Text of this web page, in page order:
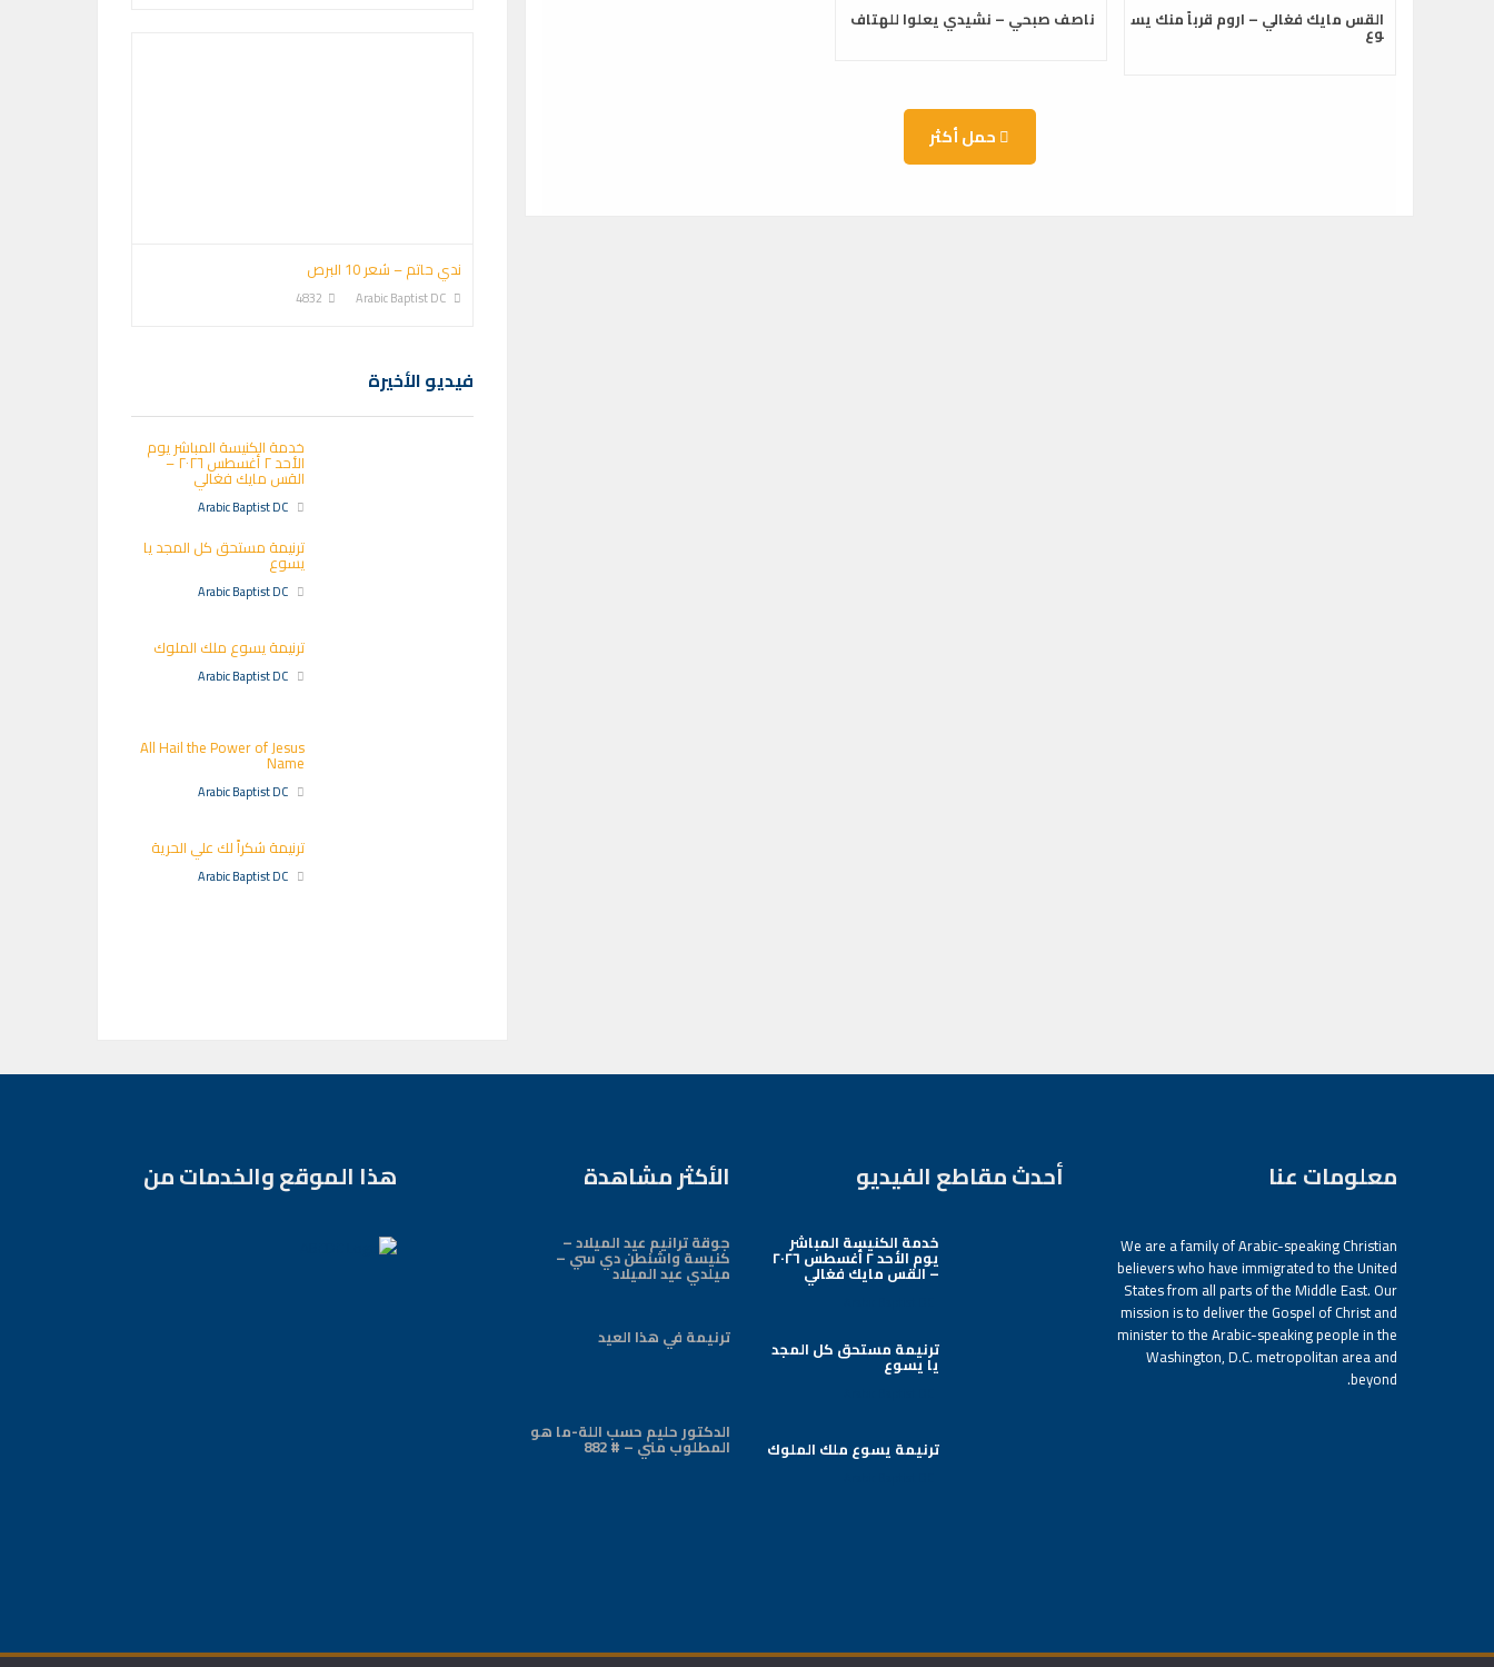
القس مايك فغالي – اروم قرباً منك يس
وع
ناصف صبحي – نشيدي يعلوا للهتاف
حمل أكثر
ندي حاتم – شعر 10 البرص
Arabic Baptist DC
4832
فيديو الأخيرة
خدمة الكنيسة المباشر يوم
الأحد ٢ أغسطس ٢٠٢٦ –
القس مايك فغالي
Arabic Baptist DC
ترنيمة مستحق كل المجد يا
يسوع
Arabic Baptist DC
ترنيمة يسوع ملك الملوك
Arabic Baptist DC
All Hail the Power of Jesus
Name
Arabic Baptist DC
ترنيمة شكراً لك علي الحرية
Arabic Baptist DC
معلومات عنا
We are a family of Arabic-speaking Christian
believers who have immigrated to the United
States from all parts of the Middle East. Our
mission is to deliver the Gospel of Christ and
minister to the Arabic-speaking people in the
Washington, D.C. metropolitan area and
beyond.
أحدث مقاطع الفيديو
خدمة الكنيسة المباشر
يوم الأحد ٢ أغسطس ٢٠٢٦
– القس مايك فغالي
ترنيمة مستحق كل المجد
يا يسوع
ترنيمة يسوع ملك الملوك
الأكثر مشاهدة
جوقة ترانيم عيد الميلاد –
كنيسة واشنطن دي سي –
ميلدي عيد الميلاد
ترنيمة في هذا العيد
الدكتور حليم حسب اللة-ما هو
المطلوب مني – # 882
هذا الموقع والخدمات من